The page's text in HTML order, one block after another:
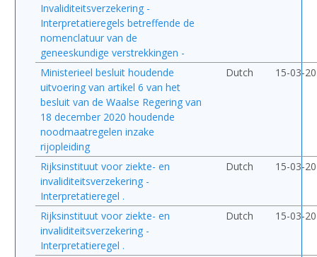
Invaliditeitsverzekering -
Interpretatieregels betreffende de
nomenclatuur van de
geneeskundige verstrekkingen -
Ministerieel besluit houdende
uitvoering van artikel 6 van het
besluit van de Waalse Regering van
18 december 2020 houdende
noodmaatregelen inzake
rijopleiding
Dutch 15-03-
Rijksinstituut voor ziekte- en
invaliditeitsverzekering -
Interpretatieregel .
Dutch 15-03-
Rijksinstituut voor ziekte- en
invaliditeitsverzekering -
Interpretatieregel .
Dutch 15-03-